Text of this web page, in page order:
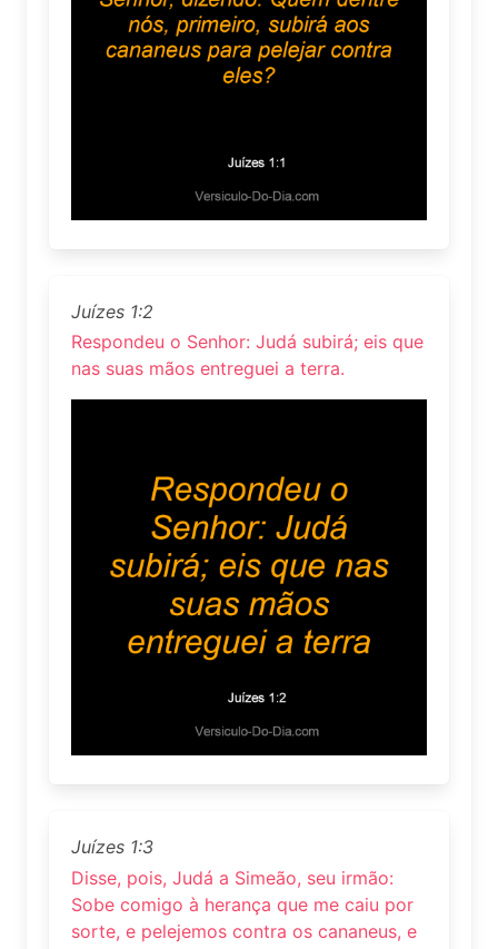
Juízes 1:2
Respondeu o Senhor: Judá subirá; eis que
nas suas mãos entreguei a terra.
Juízes 1:3
Disse, pois, Judá a Simeão, seu irmão:
Sobe comigo à herança que me caiu por
sorte, e pelejemos contra os cananeus, e